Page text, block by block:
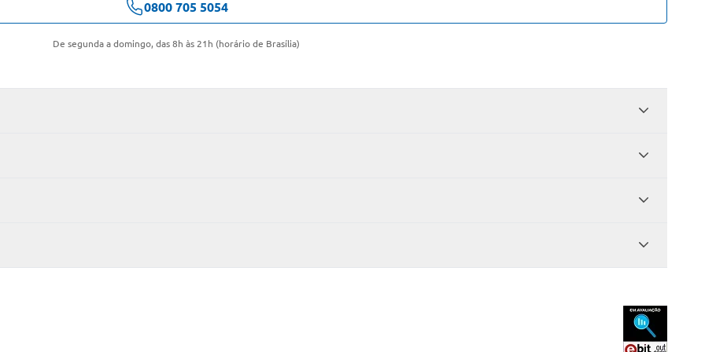
0800 705 5054
De segunda a domingo, das 8h às 21h (horário de Brasília)